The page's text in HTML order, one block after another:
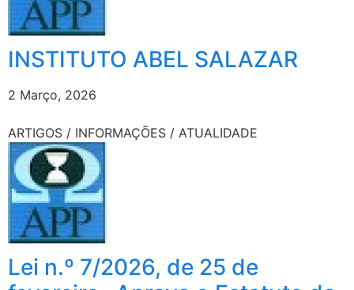
INSTITUTO ABEL SALAZAR
2 Março, 2026
ARTIGOS / INFORMAÇÕES / ATUALIDADE
Lei n.º 7/2026, de 25 de